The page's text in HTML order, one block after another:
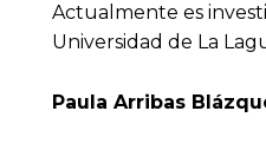
Actualmente es
Universidad de La
Paula Arribas